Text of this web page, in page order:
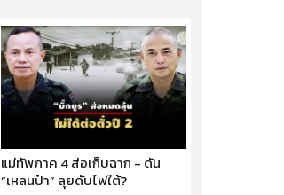
แม่ทัพภาค 4 ส่อเก็บฉาก - ดัน
“เหลนป๋า” ลุยดับไฟใต้?